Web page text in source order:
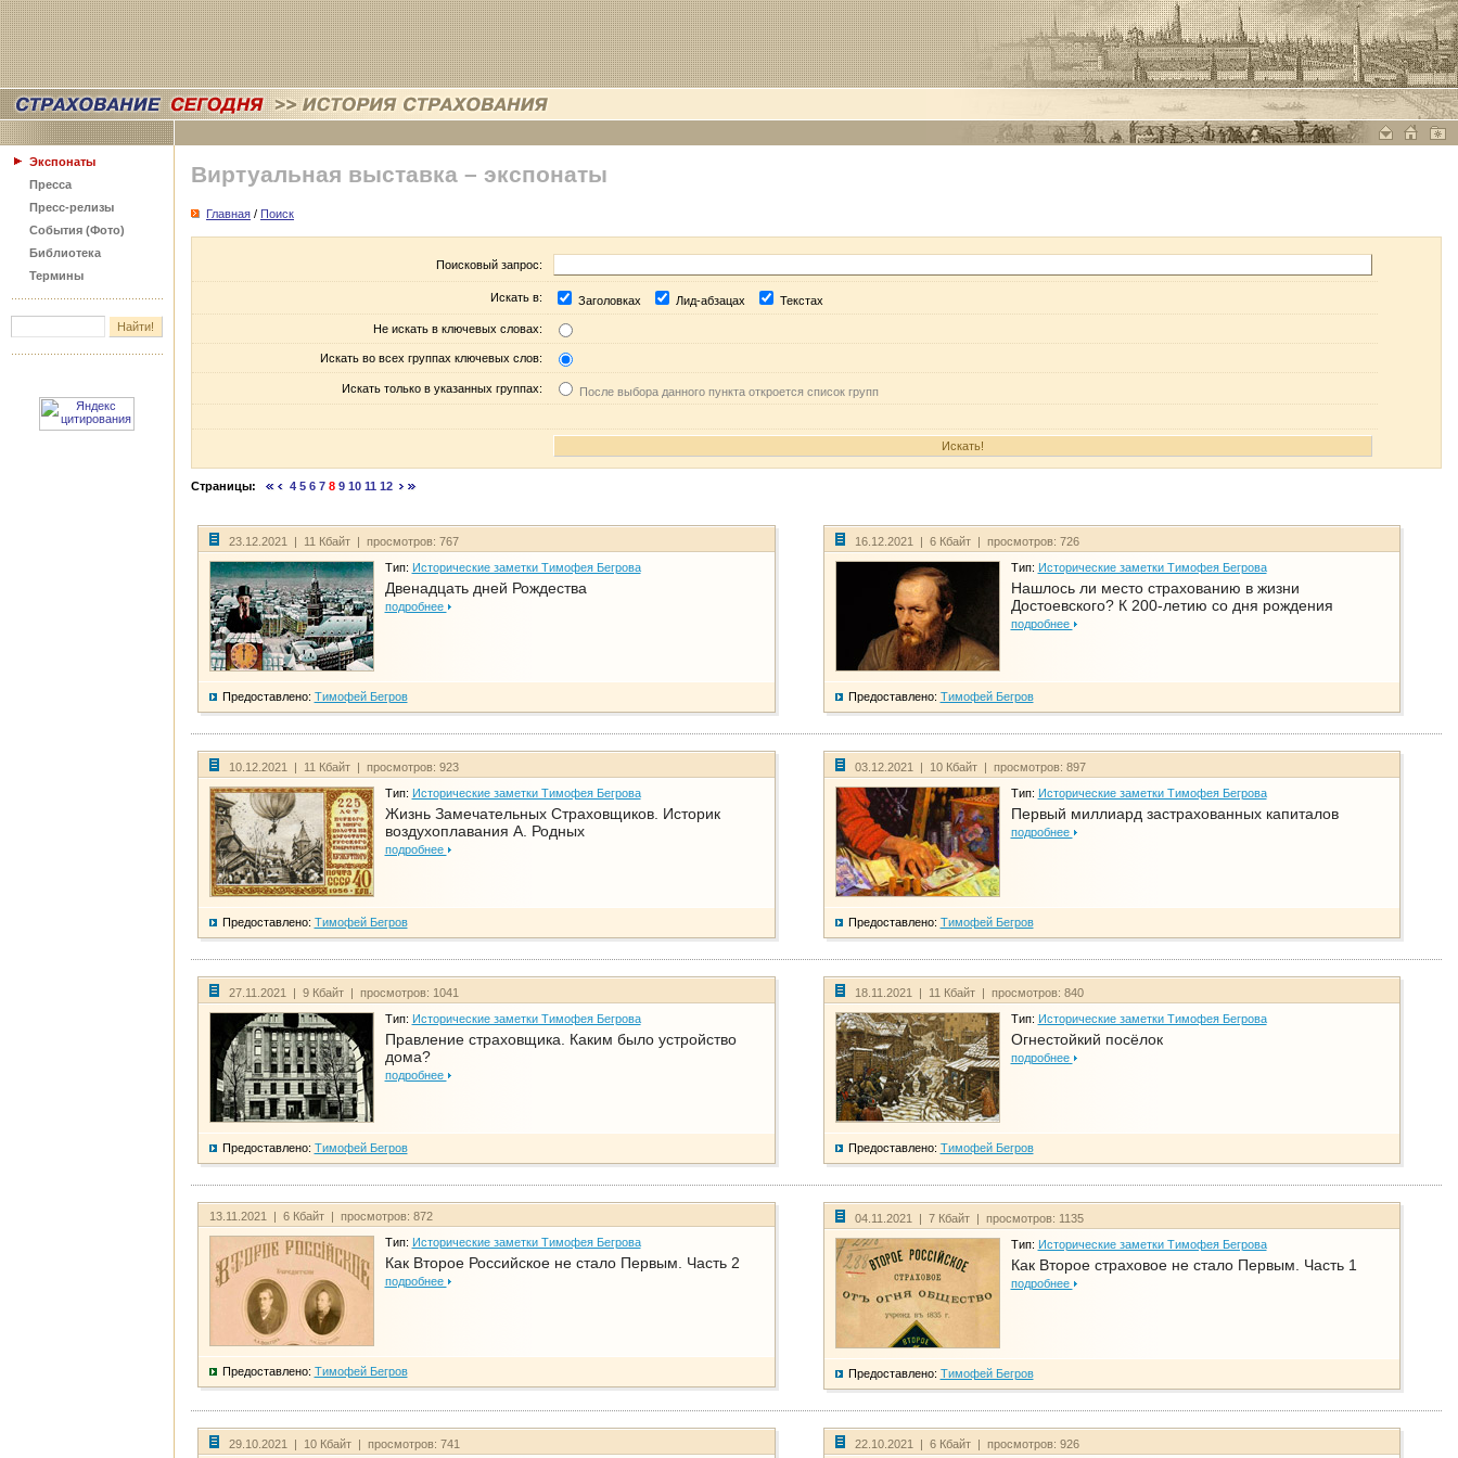
Экспонаты
Пресса
Пресс-релизы
События (Фото)
Библиотека
Термины
Виртуальная выставка – экспонаты
Главная / Поиск
Поисковый запрос:
Искать в: Заголовках Лид-абзацах Текстах
Не искать в ключевых словах:
Искать во всех группах ключевых слов:
Искать только в указанных группах: После выбора данного пункта откроется список групп
Страницы: 4 5 6 7 8 9 10 11 12
23.12.2021 | 11 Кбайт | просмотров: 767
Тип: Исторические заметки Тимофея Бегрова
Двенадцать дней Рождества
подробнее
Предоставлено: Тимофей Бегров
16.12.2021 | 6 Кбайт | просмотров: 726
Тип: Исторические заметки Тимофея Бегрова
Нашлось ли место страхованию в жизни
Достоевского? К 200-летию со дня рождения
подробнее
Предоставлено: Тимофей Бегров
10.12.2021 | 11 Кбайт | просмотров: 923
Тип: Исторические заметки Тимофея Бегрова
Жизнь Замечательных Страховщиков. Историк
воздухоплавания А. Родных
подробнее
Предоставлено: Тимофей Бегров
03.12.2021 | 10 Кбайт | просмотров: 897
Тип: Исторические заметки Тимофея Бегрова
Первый миллиард застрахованных капиталов
подробнее
Предоставлено: Тимофей Бегров
27.11.2021 | 9 Кбайт | просмотров: 1041
Тип: Исторические заметки Тимофея Бегрова
Правление страховщика. Каким было устройство
дома?
подробнее
Предоставлено: Тимофей Бегров
18.11.2021 | 11 Кбайт | просмотров: 840
Тип: Исторические заметки Тимофея Бегрова
Огнестойкий посёлок
подробнее
Предоставлено: Тимофей Бегров
13.11.2021 | 6 Кбайт | просмотров: 872
Тип: Исторические заметки Тимофея Бегрова
Как Второе Российское не стало Первым. Часть 2
подробнее
Предоставлено: Тимофей Бегров
04.11.2021 | 7 Кбайт | просмотров: 1135
Тип: Исторические заметки Тимофея Бегрова
Как Второе страховое не стало Первым. Часть 1
подробнее
Предоставлено: Тимофей Бегров
29.10.2021 | 10 Кбайт | просмотров: 741 22.10.2021 | 6 Кбайт | просмотров: 926